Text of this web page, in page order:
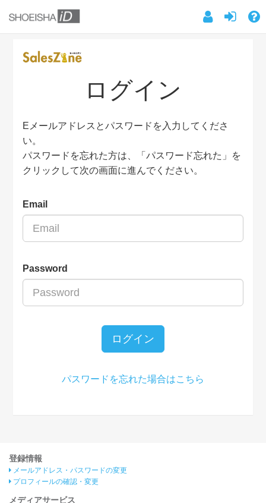
ログイン
Eメールアドレスとパスワードを入力してくださ
い。
パスワードを忘れた方は、「パスワード忘れた」を
クリックして次の画面に進んでください。
Email
Password
ログイン
パスワードを忘れた場合はこちら
登録情報
メールアドレス・パスワードの変更
プロフィールの確認・変更
メディアサービス